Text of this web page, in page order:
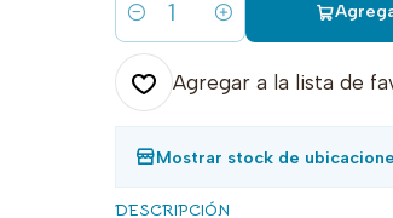
Cantidad
Agregar a la lista de
Mostrar stock de
DESCRIPCIÓN